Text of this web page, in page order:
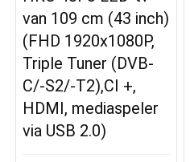
van 109 cm (43 inch)
(FHD 1920x1080P,
Triple Tuner (DVB-
C/-S2/-T2),CI +,
HDMI, mediaspeler
via USB 2.0)